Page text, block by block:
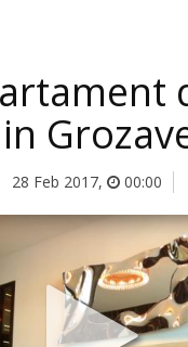
28 Feb 2017, 00:00